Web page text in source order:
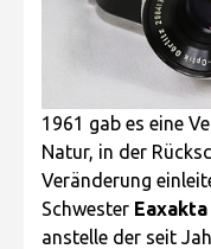
1961 gab es eine
Natur, in der
Veränderung
Schwester Eaxakta
anstelle der seit